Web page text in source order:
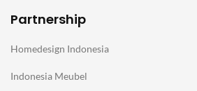
Partnership
Homedesign Indonesia
Indonesia Meubel